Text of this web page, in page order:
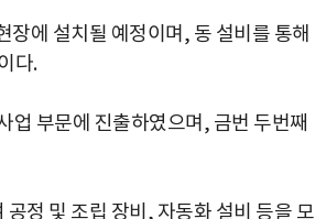
장에 설치될 예정이며, 동 설비를 통해
다.
업 부문에 진출하였으며, 금번 두번째
정 및 조립 장비, 자동화 설비 등을 모